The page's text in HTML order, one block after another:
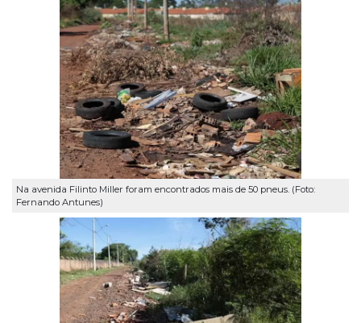
Na avenida Filinto Miller foram encontrados mais de 50 pneus. (Foto:
Fernando Antunes)